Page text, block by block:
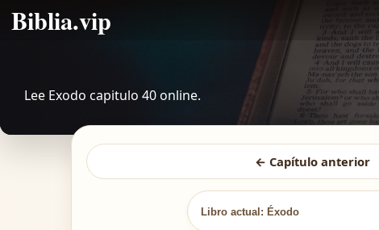
Biblia.vip
Lee Exodo capitulo 40 online.
← Capítulo anterior
Libro actual: Éxodo